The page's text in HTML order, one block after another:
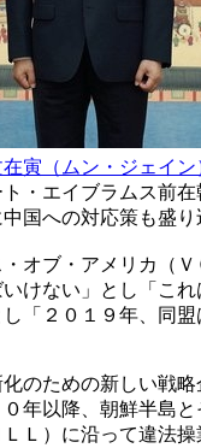
寅（ムン・ジェイ
・エイブラムス前
国への対応策も盛り
オブ・アメリカ（
けない」とし「こ
「２０１９年、同
のための新しい戦
年以降、朝鮮半島
Ｌ）に沿って違法